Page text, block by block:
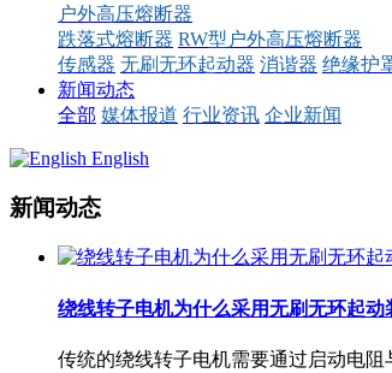
户外高压熔断器
跌落式熔断器 RW型户外高压熔断器
传感器 无刷无环起动器 消谐器 绝缘护
新闻动态
全部 媒体报道 行业资讯 企业新闻
English
新闻动态
绕线转子电机为什么采用无刷无环起动
传统的绕线转子电机需要通过启动电